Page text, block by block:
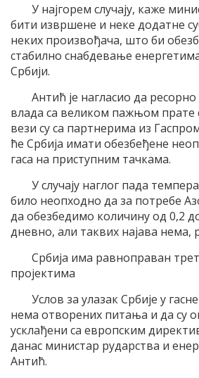
У најгорем случају, каже
бити извршене и неке додатне
неких произвођача, што би
стабилно снабдевање
Србији.
Антић је нагласио да
влада са великом пажњом
вези су са партнерима из
ће Србија имати обезбеђене
гаса на приступним тачкама.
У случају наглог пада
било неопходно да за потребе
да обезбедимо количину од 0,2
дневно, али таквих најава нема,
Србија има равноправан
пројектима
Услов за улазак Србије у
нема отворених питања и да су
усклађени са европским
данас министар рударства и
Антић.